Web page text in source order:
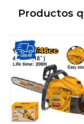
Productos